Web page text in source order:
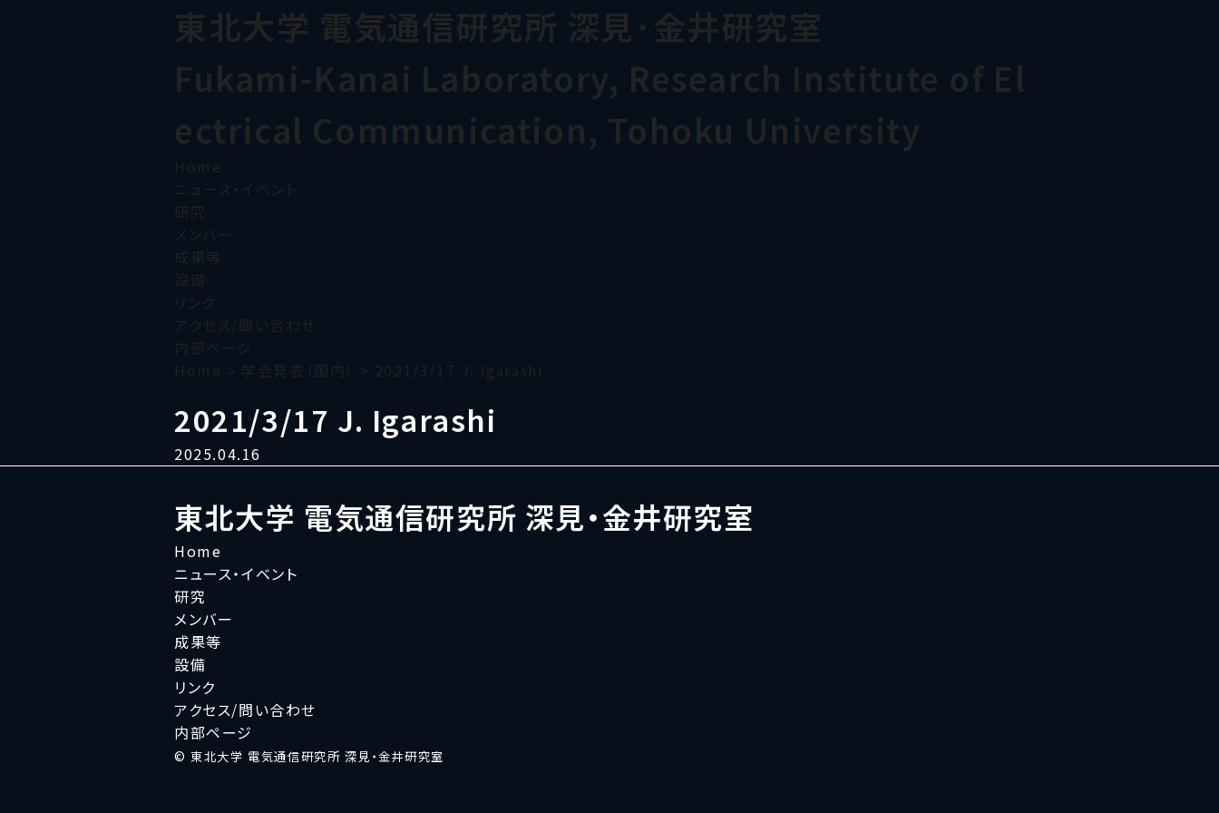
東北大学 電気通信研究所 深見･金井研究室
Fukami-Kanai Laboratory, Research Institute of El
ectrical Communication, Tohoku University
Home
ニュース・イベント
研究
メンバー
成果等
設備
リンク
アクセス/問い合わせ
内部ページ
Home > 学会発表（国内） > 2021/3/17 J. Igarashi
2021/3/17 J. Igarashi
2025.04.16
東北大学 電気通信研究所 深見・金井研究室
Home
ニュース・イベント
研究
メンバー
成果等
設備
リンク
アクセス/問い合わせ
内部ページ
© 東北大学 電気通信研究所 深見・金井研究室